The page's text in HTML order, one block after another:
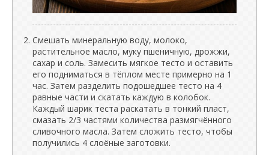
Смешать минеральную воду, молоко,
растительное масло, муку пшеничную, дрожжи,
сахар и соль. Замесить мягкое тесто и оставить
его подниматься в тёплом месте примерно на 1
час. Затем разделить подошедшее тесто на 4
равные части и скатать каждую в колобок.
Каждый шарик теста раскатать в тонкий пласт,
смазать 2/3 частями количества размягчённого
сливочного масла. Затем сложить тесто, чтобы
получились 4 слоёные заготовки.